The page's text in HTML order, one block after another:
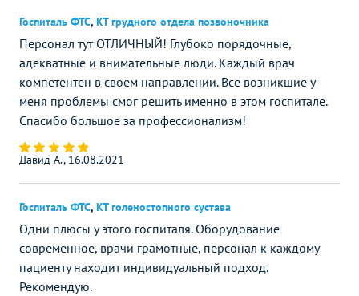
Госпиталь ФТС, КТ грудного отдела позвоночника
Персонал тут ОТЛИЧНЫЙ! Глубоко порядочные,
адекватные и внимательные люди. Каждый врач
компетентен в своем направлении. Все возникшие у
меня проблемы смог решить именно в этом госпитале.
Спасибо большое за профессионализм!
Давид А., 16.08.2021
Госпиталь ФТС, КТ голеностопного сустава
Одни плюсы у этого госпиталя. Оборудование
современное, врачи грамотные, персонал к каждому
пациенту находит индивидуальный подход.
Рекомендую.